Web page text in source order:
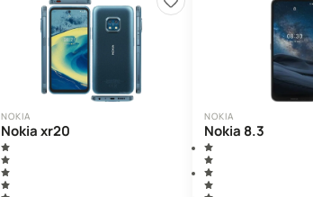
NOKIA
Nokia xr20
NOKIA
Nokia 8.3